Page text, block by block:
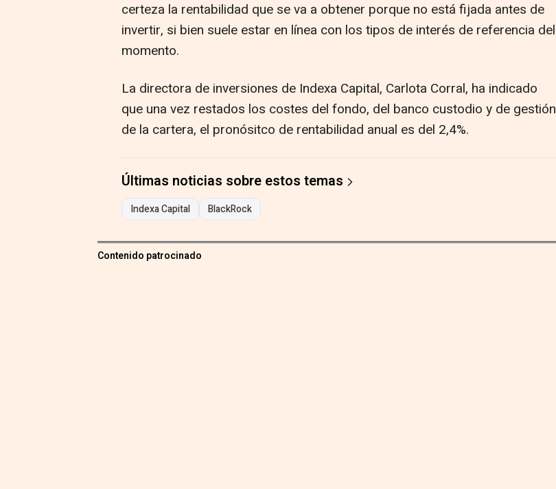
certeza la rentabilidad que se va a obtener porque no está fijada antes de
invertir, si bien suele estar en línea con los tipos de interés de referencia del
momento.
La directora de inversiones de Indexa Capital, Carlota Corral, ha indicado
que una vez restados los costes del fondo, del banco custodio y de gestión
de la cartera, el pronósitco de rentabilidad anual es del 2,4%.
Últimas noticias sobre estos temas
Indexa Capital BlackRock
Contenido patrocinado